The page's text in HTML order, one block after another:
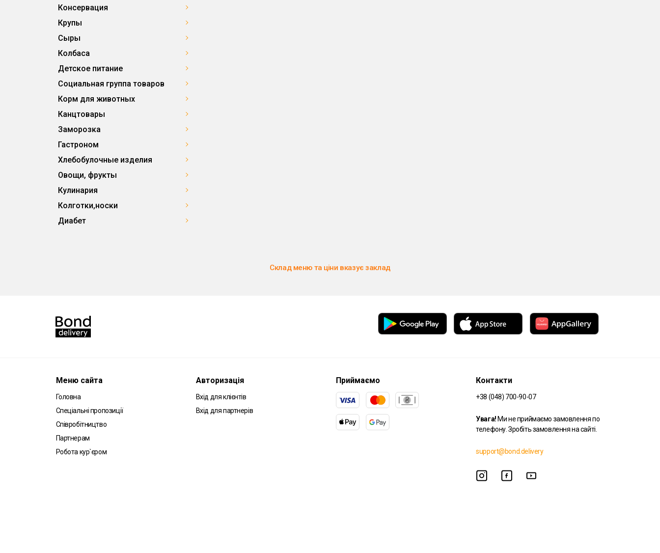
Консервация
Крупы
Сыры
Колбаса
Детское питание
Социальная группа товаров
Корм для животных
Канцтовары
Заморозка
Гастроном
Хлебобулочные изделия
Овощи, фрукты
Кулинария
Колготки,носки
Диабет
Склад меню та ціни вказує заклад
Меню сайта
Головна
Спеціальні пропозиції
Співробітництво
Партнерам
Робота кур`єром
Авторизація
Вхід для клієнтів
Вхід для партнерів
Приймаємо Контакти
+38 (048) 700-90-07
Увага! Ми не приймаємо замовлення по
телефону. Зробіть замовлення на сайті.
support@bond.delivery